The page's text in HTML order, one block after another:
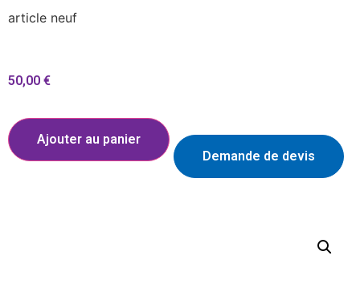
article neuf
50,00 €
Ajouter au panier
Demande de devis